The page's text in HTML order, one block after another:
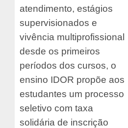
atendimento, estágios
supervisionados e
vivência multiprofissional
desde os primeiros
períodos dos cursos, o
ensino IDOR propõe aos
estudantes um processo
seletivo com taxa
solidária de inscrição